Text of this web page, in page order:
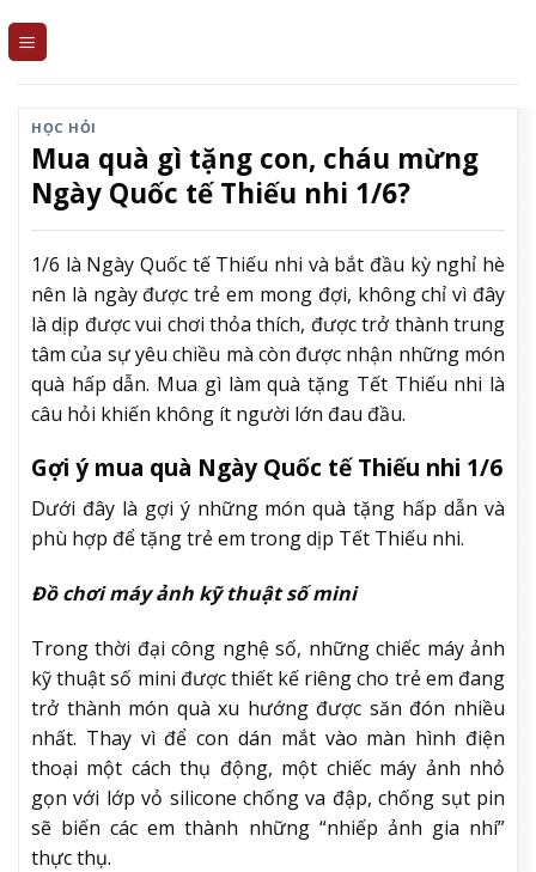
HỌC HỎI
Mua quà gì tặng con, cháu mừng
Ngày Quốc tế Thiếu nhi 1/6?
1/6 là Ngày Quốc tế Thiếu nhi và bắt đầu kỳ nghỉ hè
nên là ngày được trẻ em mong đợi, không chỉ vì đây
là dịp được vui chơi thỏa thích, được trở thành trung
tâm của sự yêu chiều mà còn được nhận những món
quà hấp dẫn. Mua gì làm quà tặng Tết Thiếu nhi là
câu hỏi khiến không ít người lớn đau đầu.
Gợi ý mua quà Ngày Quốc tế Thiếu nhi 1/6
Dưới đây là gợi ý những món quà tặng hấp dẫn và
phù hợp để tặng trẻ em trong dịp Tết Thiếu nhi.
Đồ chơi máy ảnh kỹ thuật số mini
Trong thời đại công nghệ số, những chiếc máy ảnh
kỹ thuật số mini được thiết kế riêng cho trẻ em đang
trở thành món quà xu hướng được săn đón nhiều
nhất. Thay vì để con dán mắt vào màn hình điện
thoại một cách thụ động, một chiếc máy ảnh nhỏ
gọn với lớp vỏ silicone chống va đập, chống sụt pin
sẽ biến các em thành những “nhiếp ảnh gia nhí”
thực thụ.